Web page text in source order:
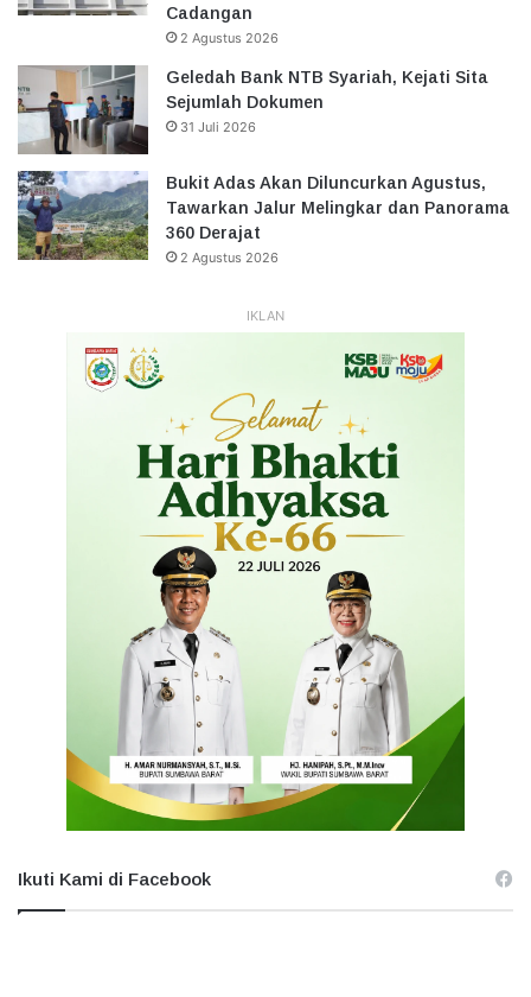
Cadangan
2 Agustus 2026
Geledah Bank NTB Syariah, Kejati Sita
Sejumlah Dokumen
31 Juli 2026
Bukit Adas Akan Diluncurkan Agustus,
Tawarkan Jalur Melingkar dan Panorama
360 Derajat
2 Agustus 2026
IKLAN
Ikuti Kami di Facebook